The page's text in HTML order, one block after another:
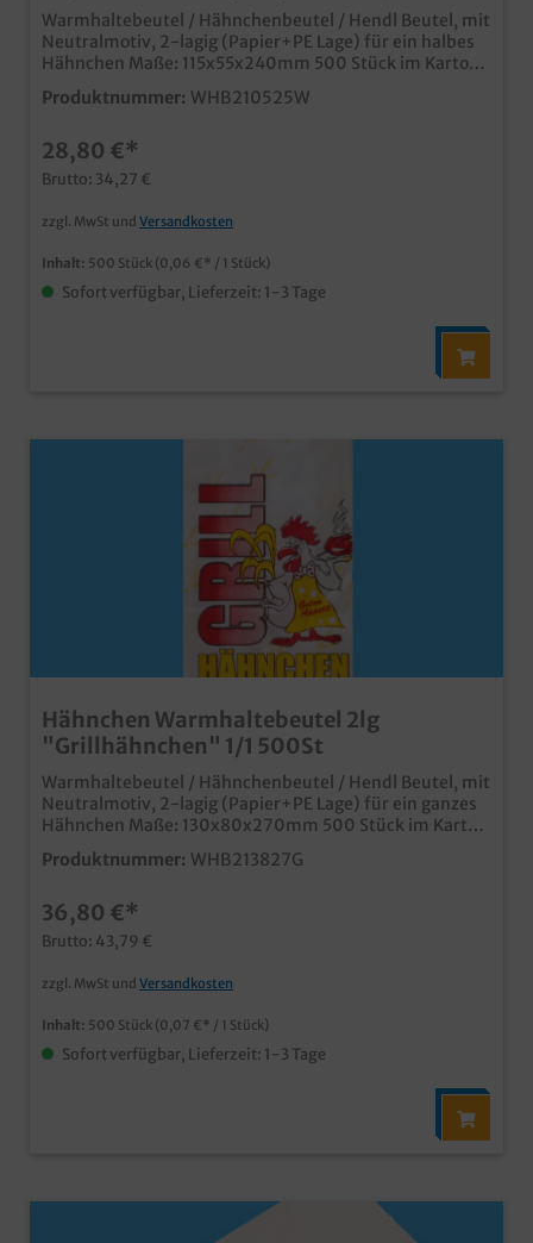
Warmhaltebeutel / Hähnchenbeutel / Hendl Beutel, mit
Neutralmotiv, 2-lagig (Papier+PE Lage) für ein halbes
Hähnchen Maße: 115x55x240mm 500 Stück im Karton
praktischer zweilagiger Warmhaltebeutel neutrales
Weiß für vielseitigen Einsatz dicht und isolierend, ideal
individuell bedruckbar, fragen Sie unseren
Kundenservice nach einem Angebot
Produktnummer: WHB210525W
28,80 €*
Brutto: 34,27 €
zzgl. MwSt und Versandkosten
Inhalt: 500 Stück (0,06 €* / 1 Stück)
Sofort verfügbar, Lieferzeit: 1-3 Tage
Hähnchen Warmhaltebeutel 2lg
"Grillhähnchen" 1/1 500St
Warmhaltebeutel / Hähnchenbeutel / Hendl Beutel, mit
Neutralmotiv, 2-lagig (Papier+PE Lage) für ein ganzes
Hähnchen Maße: 130x80x270mm 500 Stück im Karton
praktischer zweilagiger Warmhaltebeutel schönes
Neutralmotiv dicht und isolierend, ideal für Hähnchen,
fragen Sie unseren Kundenservice nach einem Angebot
Produktnummer: WHB213827G
36,80 €*
Brutto: 43,79 €
zzgl. MwSt und Versandkosten
Inhalt: 500 Stück (0,07 €* / 1 Stück)
Sofort verfügbar, Lieferzeit: 1-3 Tage